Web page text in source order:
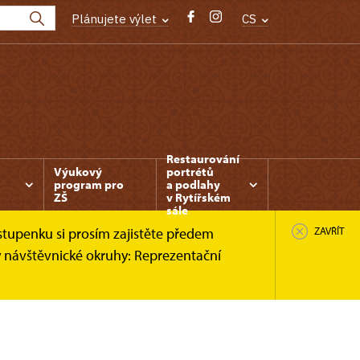
Plánujete výlet CS
Výukový
program pro
ZŠ
Restaurování
portrétů
a podlahy
v Rytířském
sále
si prosím zajistěte předem
okruhy: Reprezentační
ZAVŘÍT